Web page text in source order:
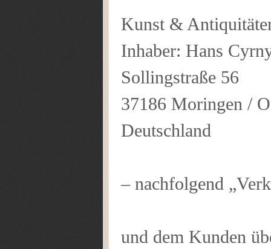
Kunst &
Inhaber: Hans
Sollingstraße 56
37186 Moringen /
Deutschland
– nachfolgend
und dem Kunden